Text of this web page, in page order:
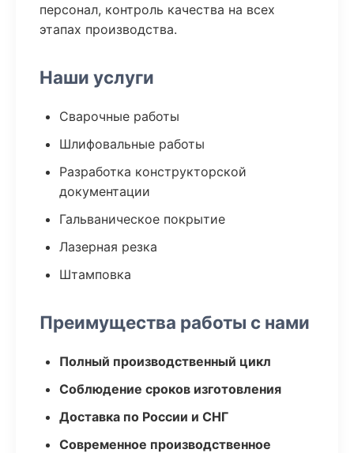
персонал, контроль качества на всех
этапах производства.
Наши услуги
Сварочные работы
Шлифовальные работы
Разработка конструкторской
документации
Гальваническое покрытие
Лазерная резка
Штамповка
Преимущества работы с нами
Полный производственный цикл
Соблюдение сроков изготовления
Доставка по России и СНГ
Современное производственное